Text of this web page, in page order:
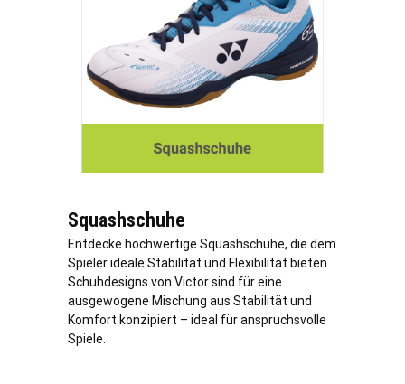
Squashschuhe
Entdecke hochwertige Squashschuhe, die dem
Spieler ideale Stabilität und Flexibilität bieten.
Schuhdesigns von Victor sind für eine
ausgewogene Mischung aus Stabilität und
Komfort konzipiert – ideal für anspruchsvolle
Spiele.